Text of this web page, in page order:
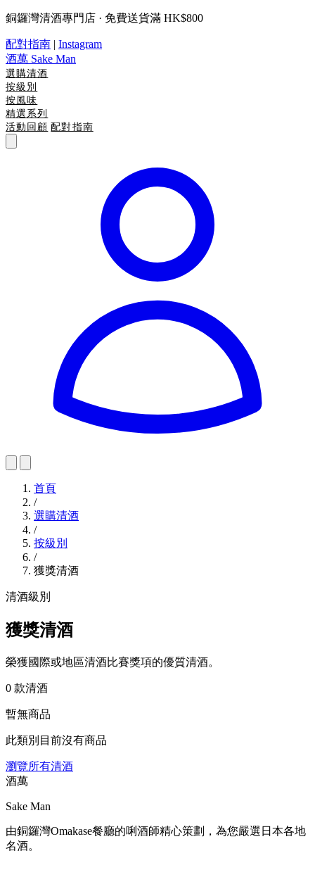
銅鑼灣清酒專門店 · 免費送貨滿 HK$800
配對指南 | Instagram
酒萬 Sake Man
選購清酒
按級別
按風味
精選系列
活動回顧 配對指南
首頁
/
選購清酒
/
按級別
/
獲獎清酒
清酒級別
獲獎清酒
榮獲國際或地區清酒比賽獎項的優質清酒。
0 款清酒
暫無商品
此類別目前沒有商品
瀏覽所有清酒
酒萬
Sake Man
由銅鑼灣Omakase餐廳的唎酒師精心策劃，為您嚴選日本各地
名酒。